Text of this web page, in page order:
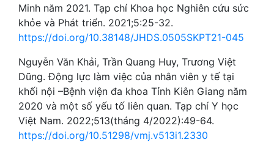
Minh năm 2021. Tạp chí Khoa học Nghiên cứu sức
khỏe và Phát triển. 2021;5:25-32.
https://doi.org/10.38148/JHDS.0505SKPT21-045
Nguyễn Văn Khải, Trần Quang Huy, Trương Việt
Dũng. Động lực làm việc của nhân viên y tế tại
khối nội –Bệnh viện đa khoa Tỉnh Kiên Giang năm
2020 và một số yếu tố liên quan. Tạp chí Y học
Việt Nam. 2022;513(tháng 4/2022):49-64.
https://doi.org/10.51298/vmj.v513i1.2330